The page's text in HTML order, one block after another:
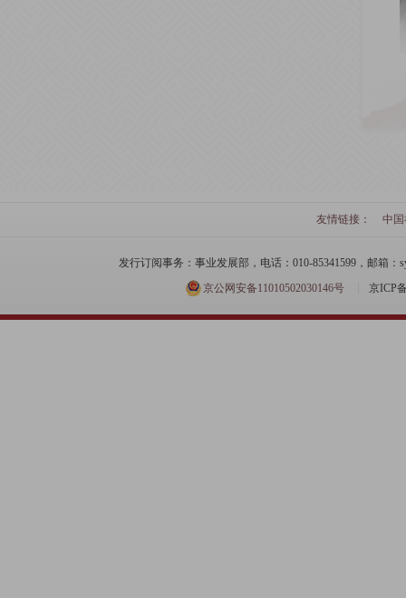
友情链接： 中
发行订阅事务：事业发展部，电话：010-85341599，邮箱：
京公网安备11010502030146号
京ICP